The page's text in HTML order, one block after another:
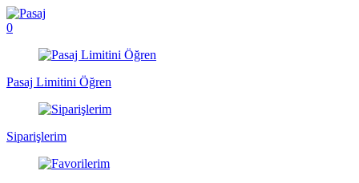
0
Pasaj Limitini Öğren
Siparişlerim